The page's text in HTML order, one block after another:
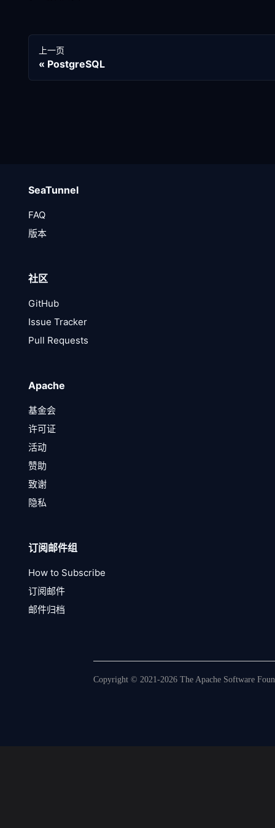
上一页
PostgreSQL
SeaTunnel
FAQ
版本
社区
GitHub
Issue Tracker
Pull Requests
Apache
基金会
许可证
活动
赞助
致谢
隐私
订阅邮件组
How to Subscribe
订阅邮件
邮件归档
Copyright © 2021-2026 The Apache Software